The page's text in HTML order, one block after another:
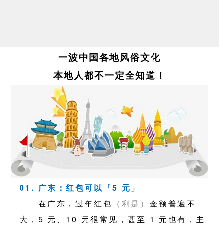
一波中国各地风俗文化
本地人都不一定全知道！
01. 广东：红包可以「5 元」
在广东，过年红包 （利是） 金额普遍不
大，5 元、10 元很常见，甚至 1 元也有，主